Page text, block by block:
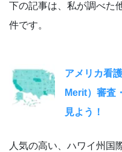
下の記事は、私が調べた
件です。
アメリカ看
Merit）審査
見よう！
人気の高い、ハワイ州国